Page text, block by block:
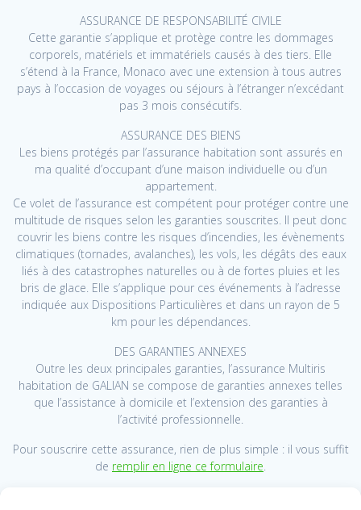
ASSURANCE DE RESPONSABILITÉ CIVILE
Cette garantie s’applique et protège contre les dommages
corporels, matériels et immatériels causés à des tiers. Elle
s’étend à la France, Monaco avec une extension à tous autres
pays à l’occasion de voyages ou séjours à l’étranger n’excédant
pas 3 mois consécutifs.
ASSURANCE DES BIENS
Les biens protégés par l’assurance habitation sont assurés en
ma qualité d’occupant d’une maison individuelle ou d’un
appartement.
Ce volet de l’assurance est compétent pour protéger contre une
multitude de risques selon les garanties souscrites. Il peut donc
couvrir les biens contre les risques d’incendies, les évènements
climatiques (tornades, avalanches), les vols, les dégâts des eaux
liés à des catastrophes naturelles ou à de fortes pluies et les
bris de glace. Elle s’applique pour ces événements à l’adresse
indiquée aux Dispositions Particulières et dans un rayon de 5
km pour les dépendances.
DES GARANTIES ANNEXES
Outre les deux principales garanties, l’assurance Multiris
habitation de GALIAN se compose de garanties annexes telles
que l’assistance à domicile et l’extension des garanties à
l’activité professionnelle.
Pour souscrire cette assurance, rien de plus simple : il vous suffit
de remplir en ligne ce formulaire.